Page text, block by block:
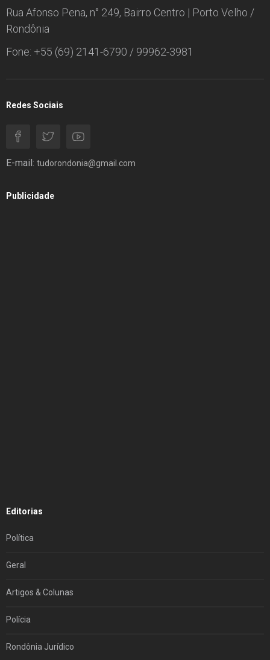
Rua Afonso Pena, n° 249, Bairro Centro | Porto Velho /
Rondônia
Fone: +55 (69) 2141-6790 / 99962-3981
Redes Sociais
E-mail: tudorondonia@gmail.com
Publicidade
Editorias
Política
Geral
Artigos & Colunas
Polícia
Rondônia Jurídico